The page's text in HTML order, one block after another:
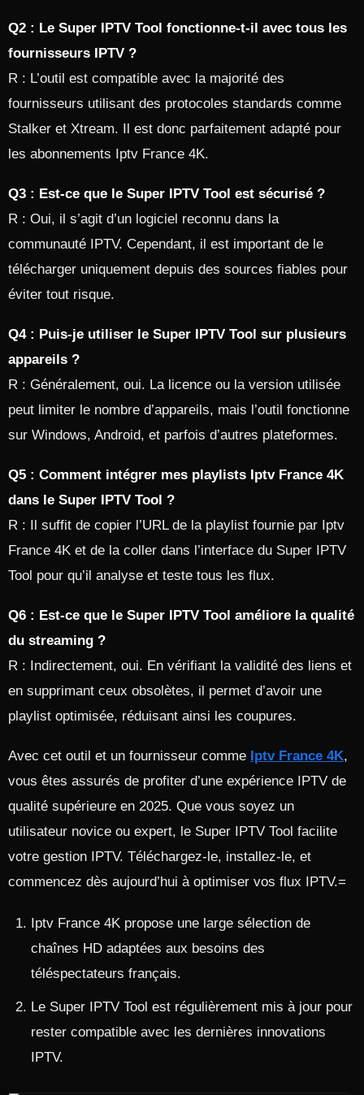
Q2 : Le Super IPTV Tool fonctionne-t-il avec tous les
fournisseurs IPTV ?
R : L’outil est compatible avec la majorité des
fournisseurs utilisant des protocoles standards comme
Stalker et Xtream. Il est donc parfaitement adapté pour
les abonnements Iptv France 4K.
Q3 : Est-ce que le Super IPTV Tool est sécurisé ?
R : Oui, il s’agit d’un logiciel reconnu dans la
communauté IPTV. Cependant, il est important de le
télécharger uniquement depuis des sources fiables pour
éviter tout risque.
Q4 : Puis-je utiliser le Super IPTV Tool sur plusieurs
appareils ?
R : Généralement, oui. La licence ou la version utilisée
peut limiter le nombre d’appareils, mais l’outil fonctionne
sur Windows, Android, et parfois d’autres plateformes.
Q5 : Comment intégrer mes playlists Iptv France 4K
dans le Super IPTV Tool ?
R : Il suffit de copier l’URL de la playlist fournie par Iptv
France 4K et de la coller dans l’interface du Super IPTV
Tool pour qu’il analyse et teste tous les flux.
Q6 : Est-ce que le Super IPTV Tool améliore la qualité
du streaming ?
R : Indirectement, oui. En vérifiant la validité des liens et
en supprimant ceux obsolètes, il permet d’avoir une
playlist optimisée, réduisant ainsi les coupures.
Avec cet outil et un fournisseur comme Iptv France 4K,
vous êtes assurés de profiter d’une expérience IPTV de
qualité supérieure en 2025. Que vous soyez un
utilisateur novice ou expert, le Super IPTV Tool facilite
votre gestion IPTV. Téléchargez-le, installez-le, et
commencez dès aujourd’hui à optimiser vos flux IPTV.=
Iptv France 4K propose une large sélection de
chaînes HD adaptées aux besoins des
téléspectateurs français.
Le Super IPTV Tool est régulièrement mis à jour pour
rester compatible avec les dernières innovations
IPTV.